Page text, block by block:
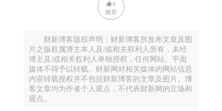
经界以及华尔街巨头好几个不眠周末加班以及殚精竭
力的斡旋努力，又有谁知道，随后还有雷曼兄弟、
AIG、花旗樱花等巨头坍塌。
但是，和我的同行一样，市场并没有意识到华尔街即
将血流成河，全球市场谁也不能置身之外。就在半年
前，我和当时担任德意志银行的全球首席经济学家诺
贝特•沃尔特博士(Prof.Norbert Walter)聊起次贷危机及
0
推荐
财新博客版权声明：财新博客所发布文章及图
片之版权属博主本人及/或相关权利人所有，未经
博主及/或相关权利人单独授权，任何网站、平面
媒体不得予以转载。财新网对相关媒体的网站信息
内容转载授权并不包括财新博客的文章及图片。博
客文章均为作者个人观点，不代表财新网的立场和
观点。